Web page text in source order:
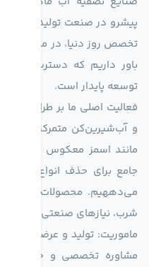
پیشرو در صنعت تولید
تخصص روز دنیا، در مسیر تأمین
باور داریم که دسترسی به
توسعه پایدار است.
فعالیت اصلی ما بر طراحی و
و آب‌شیرین‌کن متمرکز است.
جامع برای حذف انواع
می‌دههیم. محصولات ما برای
شرب، نیازهای صنعتی و
ماموریت: تولید و عرضه
مشاوره تخصصی و خدمات